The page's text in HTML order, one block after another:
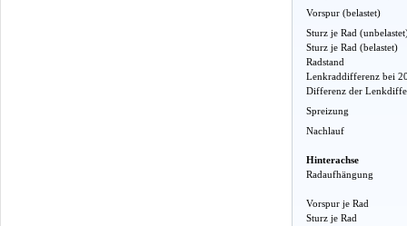
Vorspur (belastet)
Sturz je Rad
Sturz je Rad (belastet)
Radstand
Lenkraddifferenz bei
Differenz der
Spreizung
Nachlauf
Hinterachse
Radaufhängung
Vorspur je Rad
Sturz je Rad